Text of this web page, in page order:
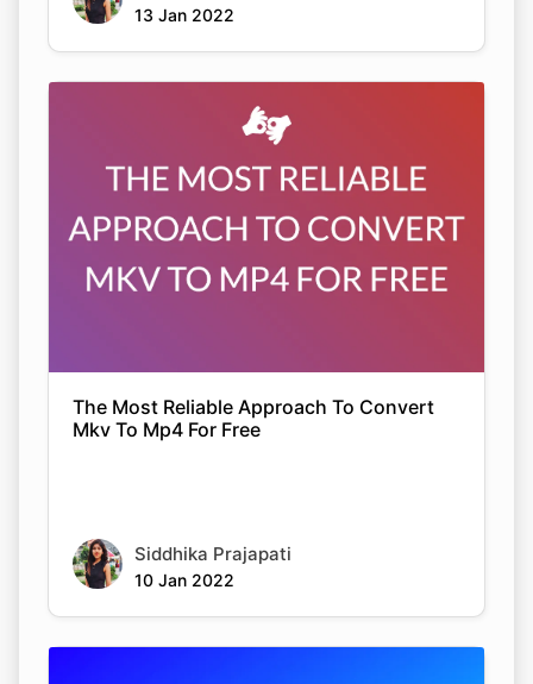
13 Jan 2022
The Most Reliable Approach To Convert
Mkv To Mp4 For Free
Siddhika Prajapati
10 Jan 2022